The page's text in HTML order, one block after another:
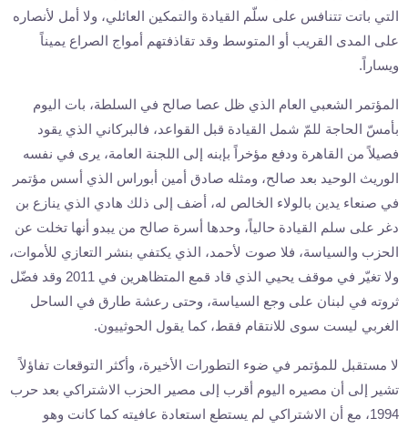
التي باتت تتنافس على سلّم القيادة والتمكين العائلي، ولا أمل لأنصاره
على المدى القريب أو المتوسط وقد تقاذفتهم أمواج الصراع يميناً
ويساراً.
المؤتمر الشعبي العام الذي ظل عصا صالح في السلطة، بات اليوم
بأمسّ الحاجة للمّ شمل القيادة قبل القواعد، فالبركاني الذي يقود
فصيلاً من القاهرة ودفع مؤخراً بإبنه إلى اللجنة العامة، يرى في نفسه
الوريث الوحيد بعد صالح، ومثله صادق أمين أبوراس الذي أسس مؤتمر
في صنعاء يدين بالولاء الخالص له، أضف إلى ذلك هادي الذي ينازع بن
دغر على سلم القيادة حالياً، وحدها أسرة صالح من يبدو أنها تخلت عن
الحزب والسياسة، فلا صوت لأحمد، الذي يكتفي بنشر التعازي للأموات،
ولا تغيّر في موقف يحيي الذي قاد قمع المتظاهرين في 2011 وقد فضّل
ثروته في لبنان على وجع السياسة، وحتى رعشة طارق في الساحل
الغربي ليست سوى للانتقام فقط، كما يقول الحوثييون.
لا مستقبل للمؤتمر في ضوء التطورات الأخيرة، وأكثر التوقعات تفاؤلاً
تشير إلى أن مصيره اليوم أقرب إلى مصير الحزب الاشتراكي بعد حرب
1994، مع أن الاشتراكي لم يستطع استعادة عافيته كما كانت وهو